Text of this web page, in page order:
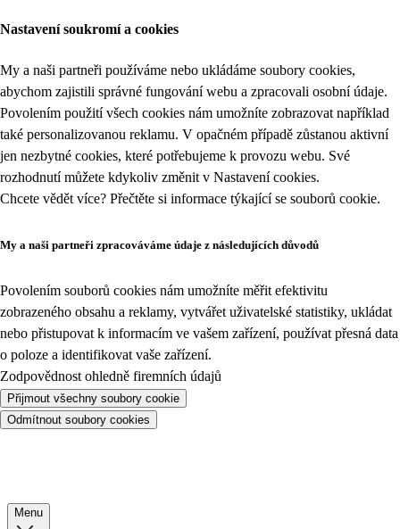
Nastavení soukromí a cookies
My a naši partneři používáme nebo ukládáme soubory cookies,
abychom zajistili správné fungování webu a zpracovali osobní údaje.
Povolením použití všech cookies nám umožníte zobrazovat například
také personalizovanou reklamu. V opačném případě zůstanou aktivní
jen nezbytné cookies, které potřebujeme k provozu webu. Své
rozhodnutí můžete kdykoliv změnit v Nastavení cookies.
Chcete vědět více? Přečtěte si informace týkající se souborů cookie.
My a naši partneři zpracováváme údaje z následujících důvodů
Povolením souborů cookies nám umožníte měřit efektivitu
zobrazeného obsahu a reklamy, vytvářet uživatelské statistiky, ukládat
nebo přistupovat k informacím ve vašem zařízení, používat přesná data
o poloze a identifikovat vaše zařízení.
Zodpovědnost ohledně firemních údajů
Přijmout všechny soubory cookie
Odmítnout soubory cookies
Menu